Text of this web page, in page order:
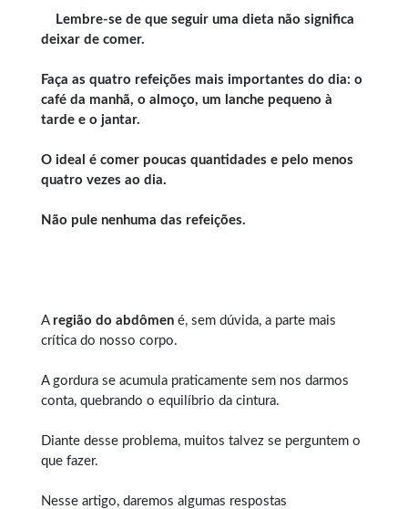
Lembre-se de que seguir uma dieta não significa
deixar de comer.
Faça as quatro refeições mais importantes do dia: o
café da manhã, o almoço, um lanche pequeno à
tarde e o jantar.
O ideal é comer poucas quantidades e pelo menos
quatro vezes ao dia.
Não pule nenhuma das refeições.
A região do abdômen é, sem dúvida, a parte mais
crítica do nosso corpo.
A gordura se acumula praticamente sem nos darmos
conta, quebrando o equilíbrio da cintura.
Diante desse problema, muitos talvez se perguntem o
que fazer.
Nesse artigo, daremos algumas respostas